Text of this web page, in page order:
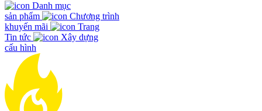
Danh mục
sản phẩm
Chương trình
khuyến mãi
Trang
Tin tức
Xây dựng
cấu hình